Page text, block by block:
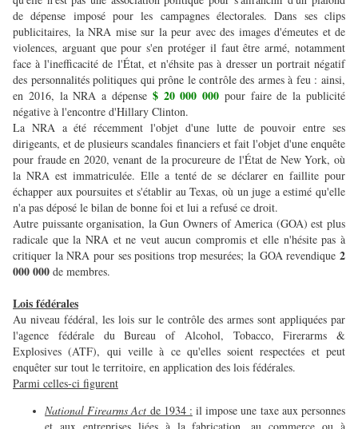
de dépense imposé pour les campagnes électorales. Dans ses clips
publicitaires, la NRA mise sur la peur avec des images d'émeutes et de
violences, arguant que pour s'en protéger il faut être armé, notamment
face à l'inefficacité de l'État, et n'éhsite pas à dresser un portrait négatif
des personnalités politiques qui prône le contrôle des armes à feu : ainsi,
en 2016, la NRA a dépense $ 20 000 000 pour faire de la publicité
négative à l'encontre d'Hillary Clinton.
La NRA a été récemment l'objet d'une lutte de pouvoir entre ses
dirigeants, et de plusieurs scandales financiers et fait l'objet d'une enquête
pour fraude en 2020, venant de la procureure de l'État de New York, où
la NRA est immatriculée. Elle a tenté de se déclarer en faillite pour
échapper aux poursuites et s'établir au Texas, où un juge a estimé qu'elle
n'a pas déposé le bilan de bonne foi et lui a refusé ce droit.
Autre puissante organisation, la Gun Owners of America (GOA) est plus
radicale que la NRA et ne veut aucun compromis et elle n'hésite pas à
critiquer la NRA pour ses positions trop mesurées; la GOA revendique 2
000 000 de membres.
Lois fédérales
Au niveau fédéral, les lois sur le contrôle des armes sont appliquées par
l'agence fédérale du Bureau of Alcohol, Tobacco, Firerarms &
Explosives (ATF), qui veille à ce qu'elles soient respectées et peut
enquêter sur tout le territoire, en application des lois fédérales.
Parmi celles-ci figurent
National Firearms Act de 1934 : il impose une taxe aux personnes